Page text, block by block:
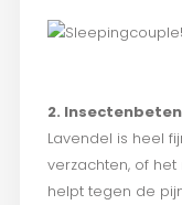
2. Insectenbeten
Lavendel is heel
verzachten, of
helpt tegen de